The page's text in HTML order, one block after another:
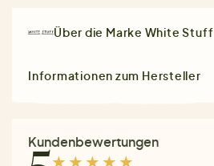
Über die Marke White Stuff
Informationen zum Hersteller
Kundenbewertungen